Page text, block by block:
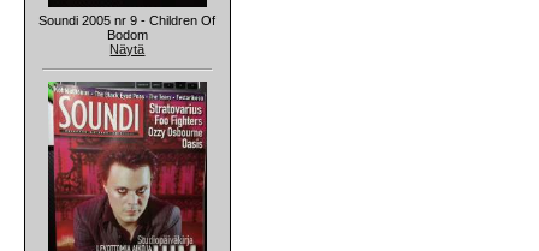
Soundi 2005 nr 9 - Children Of
Bodom
Näytä